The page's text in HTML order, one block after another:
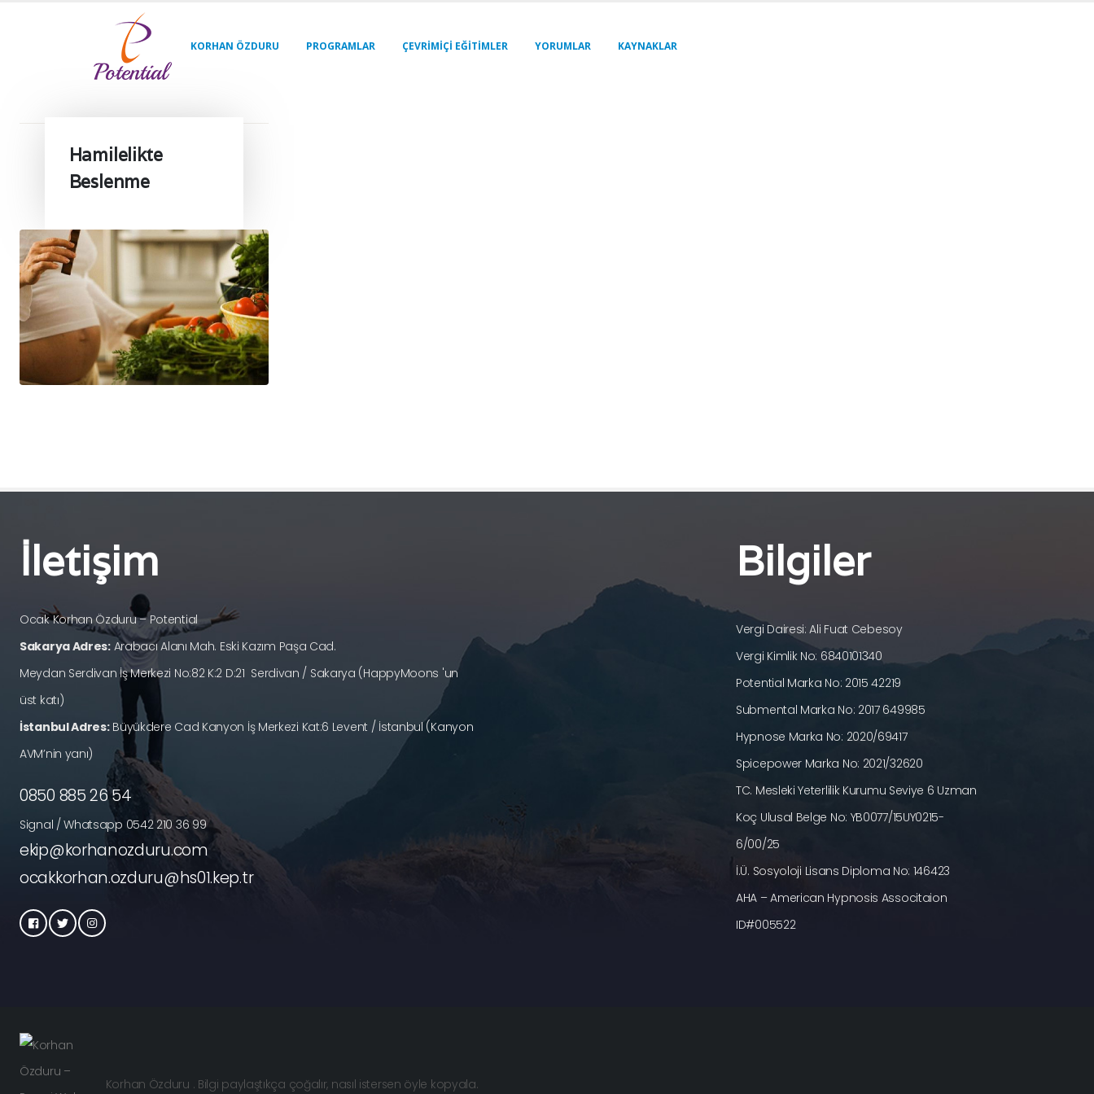
KORHAN ÖZDURU PROGRAMLAR ÇEVRIMIÇI EĞITIMLER YORUMLAR KAYNAKLAR
Hamilelikte
Beslenme
İletişim
Ocak Korhan Özduru – Potential
Sakarya Adres:Arabacı Alanı Mah. Eski Kazım Paşa Cad.
Meydan Serdivan İş Merkezi No:82 K:2 D:21 Serdivan / Sakarya (HappyMoons 'un
üst katı)
İstanbul Adres:Büyükdere Cad Kanyon İş Merkezi Kat:6 Levent / İstanbul (Kanyon
AVM’nin yanı)
0850 885 26 54
Signal / Whatsapp 0542 210 36 99
ekip@korhanozduru.com
ocakkorhan.ozduru@hs01.kep.tr
Bilgiler
Vergi Dairesi: Ali Fuat Cebesoy
Vergi Kimlik No: 6840101340
Potential Marka No: 2015 42219
Submental Marka No: 2017 649985
Hypnose Marka No: 2020/69417
Spicepower Marka No: 2021/32620
TC. Mesleki Yeterlilik Kurumu Seviye 6 Uzman
Koç Ulusal Belge No: YB0077/15UY0215-
6/00/25
İ.Ü. Sosyoloji Lisans Diploma No: 146423
AHA – American Hypnosis Associtaion
ID#005522
Korhan Özduru . Bilgi paylaştıkça çoğalır, nasıl istersen öyle kopyala.